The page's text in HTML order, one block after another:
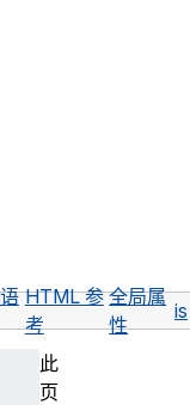
HTML 参
考
全局属
性
is
此
页